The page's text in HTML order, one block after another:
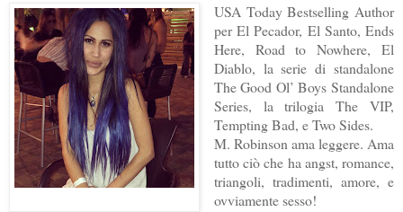
USA Today Bestselling Author
per El Pecador, El Santo, Ends
Here, Road to Nowhere, El
Diablo, la serie di standalone
The Good Ol’ Boys Standalone
Series, la trilogia The VIP,
Tempting Bad, e Two Sides.
M. Robinson ama leggere. Ama
tutto ciò che ha angst, romance,
triangoli, tradimenti, amore, e
ovviamente sesso!